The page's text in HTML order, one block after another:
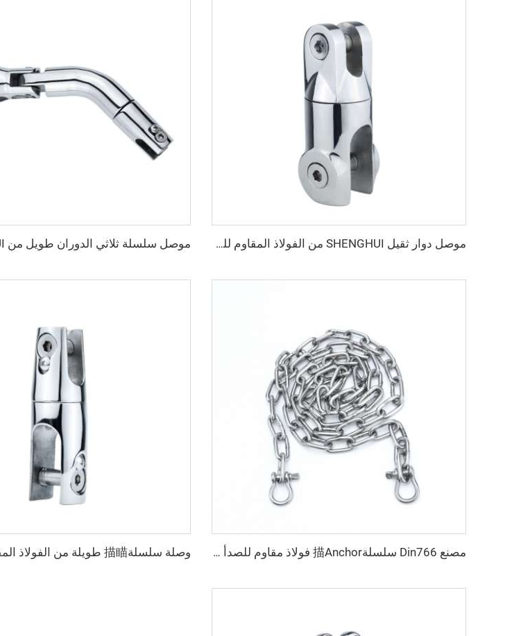
موصل دوار ثقيل SHENGHUI من الفولاذ المقاوم للصدأ 316 لسلسلة الأنبوب البحري للقوارب مع دوران 360 درجة ومزدوج الدوران
مصنع Din766 سلسلة描Anchor فولاذ مقاوم للصدأ 8 مم رابط بحري 316 حديد سلسلة Anchor حديد سلسلة Stainless Steel Split